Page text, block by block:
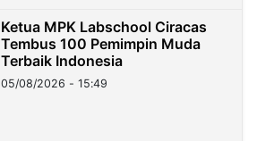
Ketua MPK Labschool Ciracas
Tembus 100 Pemimpin Muda
Terbaik Indonesia
05/08/2026 - 15:49